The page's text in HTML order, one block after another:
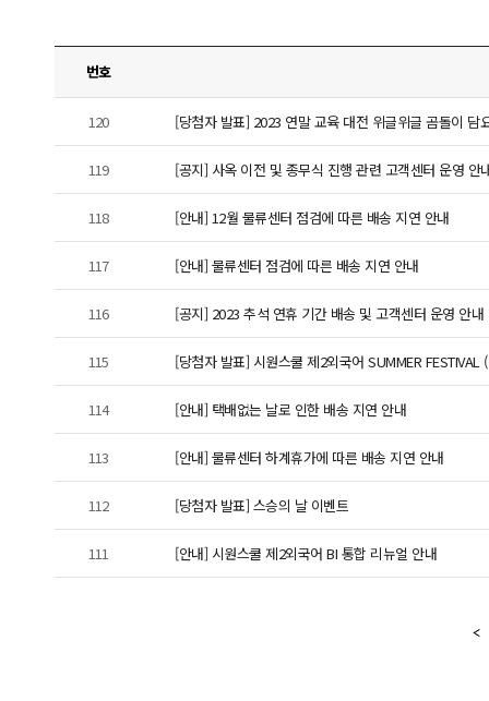
번호
120 [당첨자 발표] 2023 연말 교육 대전 위글위글 곰돌이 담
119 [공지] 사옥 이전 및 종무식 진행 관련 고객센터 운영 안
118 [안내] 12월 물류센터 점검에 따른 배송 지연 안내
117 [안내] 물류센터 점검에 따른 배송 지연 안내
116 [공지] 2023 추석 연휴 기간 배송 및 고객센터 운영 안내
115 [당첨자 발표] 시원스쿨 제2외국어 SUMMER
114 [안내] 택배없는 날로 인한 배송 지연 안내
113 [안내] 물류센터 하계휴가에 따른 배송 지연 안내
112 [당첨자 발표] 스승의 날 이벤트
111 [안내] 시원스쿨 제2외국어 BI 통합 리뉴얼 안내